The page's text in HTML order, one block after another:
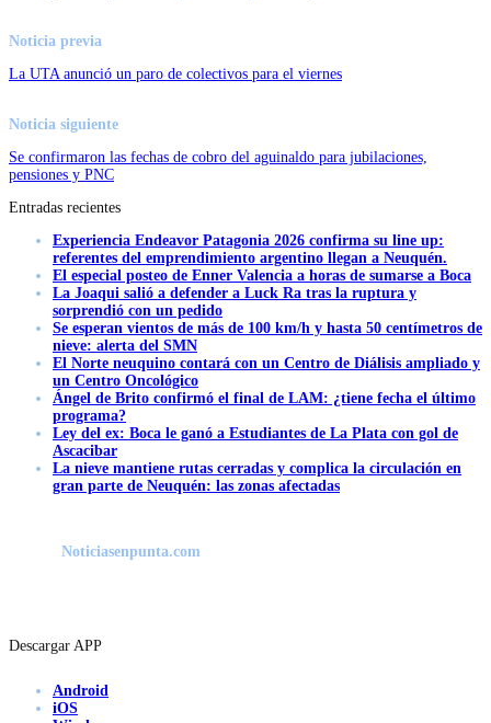
Noticia previa
La UTA anunció un paro de colectivos para el viernes
Noticia siguiente
Se confirmaron las fechas de cobro del aguinaldo para jubilaciones,
pensiones y PNC
Entradas recientes
Experiencia Endeavor Patagonia 2026 confirma su line up:
referentes del emprendimiento argentino llegan a Neuquén.
El especial posteo de Enner Valencia a horas de sumarse a Boca
La Joaqui salió a defender a Luck Ra tras la ruptura y
sorprendió con un pedido
Se esperan vientos de más de 100 km/h y hasta 50 centímetros de
nieve: alerta del SMN
El Norte neuquino contará con un Centro de Diálisis ampliado y
un Centro Oncológico
Ángel de Brito confirmó el final de LAM: ¿tiene fecha el último
programa?
Ley del ex: Boca le ganó a Estudiantes de La Plata con gol de
Ascacibar
La nieve mantiene rutas cerradas y complica la circulación en
gran parte de Neuquén: las zonas afectadas
Noticiasenpunta.com
Descargar APP
Android
iOS